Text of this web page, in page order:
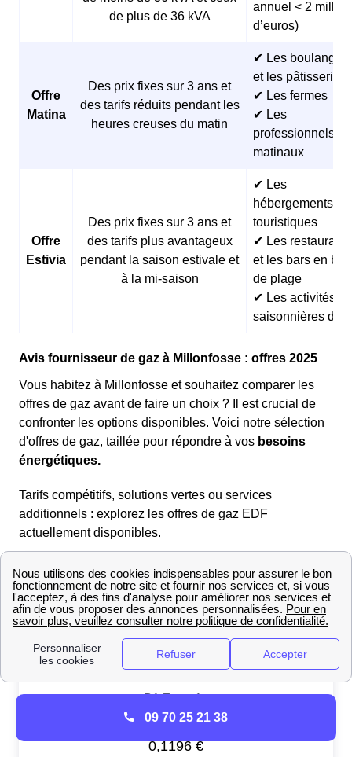
de plus de 36 kVA
annuel < 2
d’euros)
Offre
Matina
Des prix fixes sur 3 ans et
des tarifs réduits pendant les
heures creuses du matin
✔ Les
et les pâtisseries
✔ Les fermes
✔ Les
professionnels
matinaux
Offre
Estivia
Des prix fixes sur 3 ans et
des tarifs plus avantageux
pendant la saison estivale et
à la mi-saison
✔ Les
hébergements
touristiques
✔ Les restaurants
et les bars en
de plage
✔ Les activités
saisonnières
Avis fournisseur de gaz à Millonfosse : offres 2025
Vous habitez à Millonfosse et souhaitez comparer les
offres de gaz avant de faire un choix ? Il est crucial de
confronter les options disponibles. Voici notre sélection
d'offres de gaz, taillée pour répondre à vos besoins
énergétiques.
Tarifs compétitifs, solutions vertes ou services
additionnels : explorez les offres de gaz EDF
actuellement disponibles.
09 70 25 21 38